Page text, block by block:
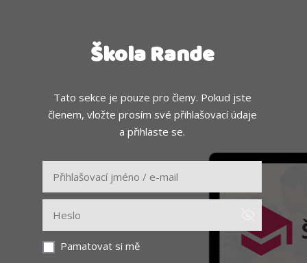
Škola Rande
Tato sekce je pouze pro členy. Pokud jste
členem, vložte prosím své přihlašovací údaje
a přihlaste se.
Pamatovat si mě